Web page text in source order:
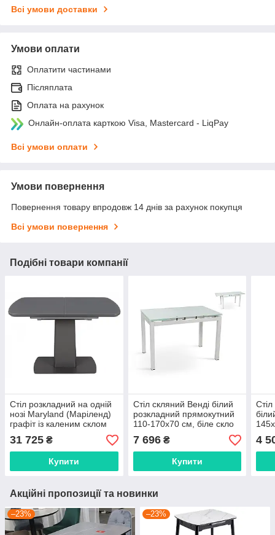
Всі умови доставки
Умови оплати
Оплатити частинами
Післяплата
Оплата на рахунок
Онлайн-оплата карткою Visa, Mastercard - LiqPay
Всі умови оплати
Умови повернення
Повернення товару впродовж 14 днів за рахунок покупця
Всі умови повернення
Подібні товари компанії
Стіл розкладний на одній
нозі Maryland (Маріленд)
графіт із каленим склом
120/160 см
31 725 ₴
Купити
Стіл скляний Венді білий
розкладний прямокутний
110-170х70 см, біле скло
на білому каркасі
7 696₴
Купити
4
Акційні пропозиції та новинки
–23% –23%